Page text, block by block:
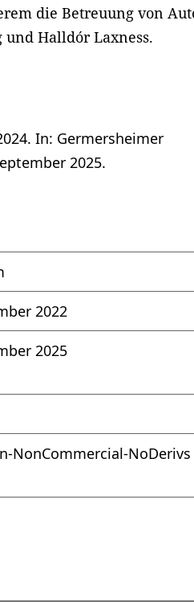
die Betreuung von
Halldór Laxness.
In: Germersheimer
2025.
2022
2025
NonCommercial-NoDerivs